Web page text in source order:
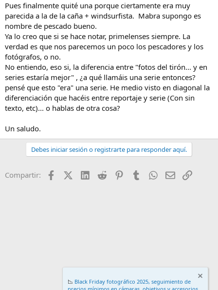
Pues finalmente quité una porque ciertamente era muy
parecida a la de la caña + windsurfista. Mabra supongo es
nombre de pescado bueno.
Ya lo creo que si se hace notar, primelenses siempre. La
verdad es que nos parecemos un poco los pescadores y los
fotógrafos, o no.
No entiendo, eso si, la diferencia entre "fotos del tirón... y en
series estaría mejor" , ¿a qué llamáis una serie entonces?
pensé que esto "era" una serie. He medio visto en diagonal la
diferenciación que hacéis entre reportaje y serie (Con sin
texto, etc)... o hablas de otra cosa?
Un saludo.
Debes iniciar sesión o registrarte para responder aquí.
Compartir: FacebookX (Twitter)
LinkedIn
Reddit PinterestTumblr WhatsApp
EmailEnlace
📉 Black Friday fotográfico 2025, seguimiento de